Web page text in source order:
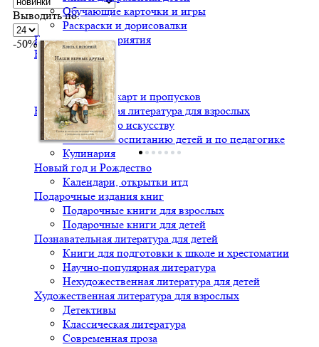
Обучающие карточки и игры
Раскраски и дорисовалки
Билеты на мероприятия
Канцтовары
Открытки
Тетрадки
Чехлы для карт и пропусков
Нехудожественная литература для взрослых
Альбомы по искусству
Книги по воспитанию детей и по педагогике
Кулинария
Новый год и Рождество
Календари, открытки итд
Подарочные издания книг
Подарочные книги для взрослых
Подарочные книги для детей
Познавательная литература для детей
Книги для подготовки к школе и хрестоматии
Научно-популярная литература
Нехудожественная литература для детей
Художественная литература для взрослых
Детективы
Классическая литература
Современная проза
Выводить по:
-50%